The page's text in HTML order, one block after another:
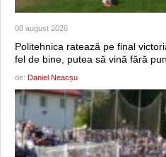
08 august 2026
Politehnica ratează pe final
fel de bine, putea să vină fără
de: Daniel Neacșu